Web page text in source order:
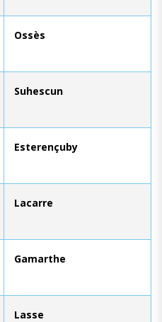
Ossès
Suhescun
Esterençuby
Lacarre
Gamarthe
Lasse